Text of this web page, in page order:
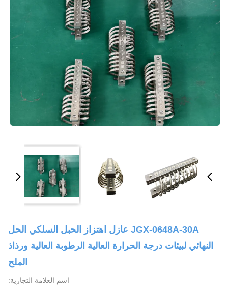
JGX-0648A-30A عازل اهتزاز الحبل السلكي الحل
النهائي لبيئات درجة الحرارة العالية الرطوبة العالية ورذاذ
الملح
اسم العلامة التجارية: